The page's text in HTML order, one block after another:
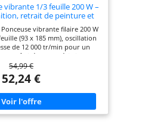
vibrante 1/3 feuille 200 W –
retrait de peinture et
surfaces – Livrée avec 20
abrasifsvibrante filaire 200 W
(93 x 185 mm), oscillation
de 12 000 tr/min pour un
et maîtrisé. [Caractéristiques]
filaire 200 W avec plateau 1/3
oscillation de 2 mm et vitesse
pour un ponçage régulier et
Vibrations réduites et
pour un travail précis,
sur les surfaces planes
de finition. [Contenu] Livrée
54,99 €
52,24 €